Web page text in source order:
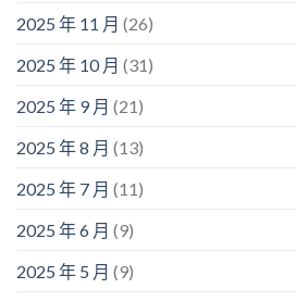
2025 年 11 月 (26)
2025 年 10 月 (31)
2025 年 9 月 (21)
2025 年 8 月 (13)
2025 年 7 月 (11)
2025 年 6 月 (9)
2025 年 5 月 (9)